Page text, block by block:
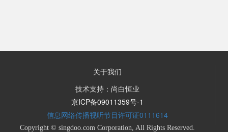
关于我们
技术支持：尚白恒业
京ICP备09011359号-1
信息网络传播视听节目许可证0111614
Copyright © singdoo.com Corporation, All Rights Reserved.